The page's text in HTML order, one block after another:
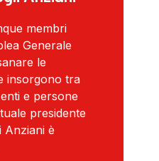
membri
Generale
le
insorgono tra
e persone
presidente
Anziani è